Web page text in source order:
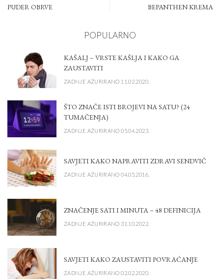
PUDER OBRVE BEPANTHEN KREMA
POPULARNO
KAŠALJ – VRSTE KAŠLJA I KAKO GA
ZAUSTAVITI
ZADNJE AŽURIRANO 11.02.2020.
ŠTO ZNAČE ISTI BROJEVI NA SATU? (24
TUMAČENJA)
ZADNJE AŽURIRANO 05.04.2023.
SAVJETI KAKO NAPRAVITI ZDRAVI SENDVIČ
ZADNJE AŽURIRANO 04.05.2016.
ZNAČENJE SATI I MINUTA – 48 DEFINICIJA
ZADNJE AŽURIRANO 31.10.2022.
SAVJETI KAKO ZAUSTAVITI POVRAĆANJE
ZADNJE AŽURIRANO 02.02.2020.